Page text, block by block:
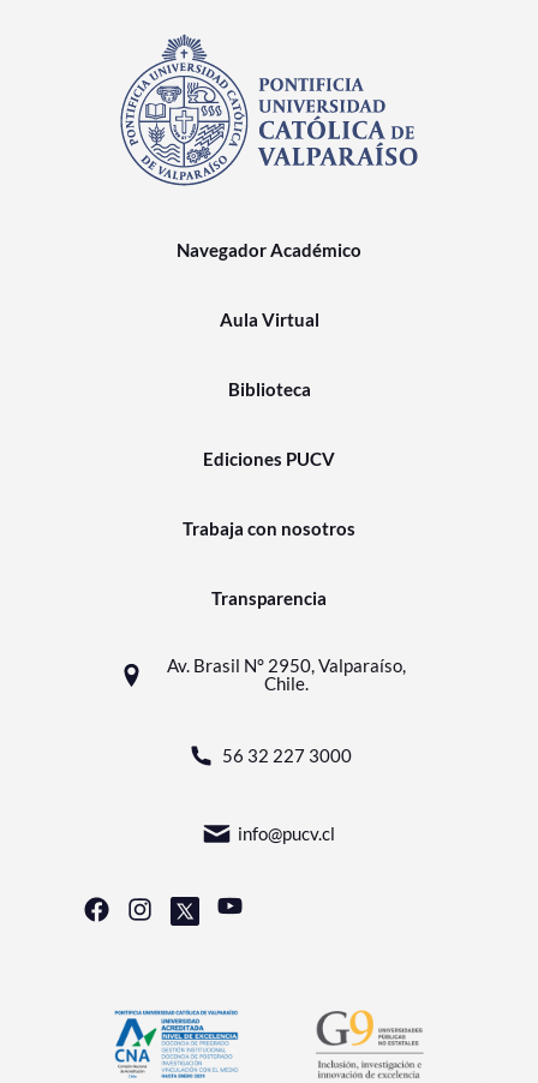
Navegador Académico
Aula Virtual
Biblioteca
Ediciones PUCV
Trabaja con nosotros
Transparencia
Av. Brasil N° 2950, Valparaíso,
Chile.
56 32 227 3000
info@pucv.cl